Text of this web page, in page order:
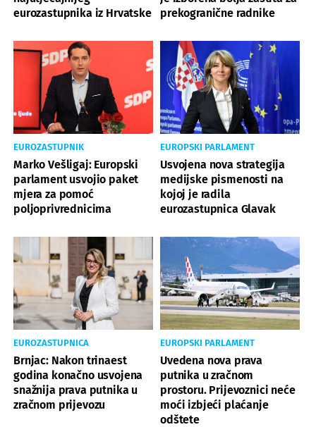
eurozastupnika iz Hrvatske
prekogranične radnike
EUROZASTUPNIK
Marko Vešligaj: Europski
parlament usvojio paket
mjera za pomoć
poljoprivrednicima
EUROPSKI PARLAMENT
Usvojena nova strategija
medijske pismenosti na
kojoj je radila
eurozastupnica Glavak
EUROZASTUPNICA
Brnjac: Nakon trinaest
godina konačno usvojena
snažnija prava putnika u
zračnom prijevozu
EUROPSKI PARLAMENT
Uvedena nova prava
putnika u zračnom
prostoru. Prijevoznici neće
moći izbjeći plaćanje
odštete